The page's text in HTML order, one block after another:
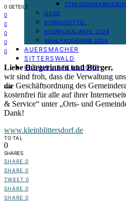
NEWS
BÜRGERZETTEL
KOMMUNALWAHL 2024
WAHLPROGRAMM 2024
AUERSMACHER
SITTERSWALD
KLEINBLITTERSDORF
0 GETEILT
0
0
0
0
0
Liebe Bürgerinnen und Bürger,
wir sind froh, dass die Verwaltung
die Geschäftsordnung des
kostenfrei für alle auf ihrer
& Service“ unter „Orts- und
Dank!
www.kleinblittersdorf.de
TOTAL
0
SHARES
SHARE 0
SHARE 0
TWEET 0
SHARE 0
SHARE 0